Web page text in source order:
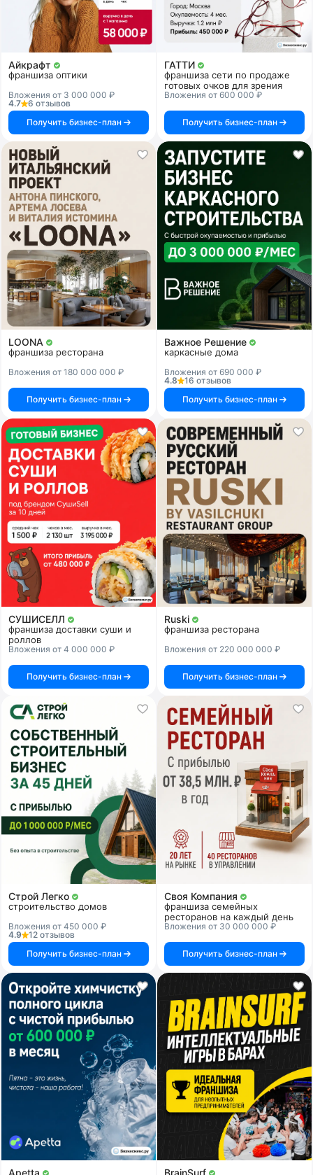
Айкрафт
франшиза оптики
Вложения от 3 000 000 ₽
4.7
6 отзывов
Получить бизнес-план
ГАТТИ
франшиза сети по продаже
готовых очков для зрения
Вложения от 600 000 ₽
Получить бизнес-план
LOONA
франшиза ресторана
Вложения от 180 000 000 ₽
Получить бизнес-план
Важное Решение
каркасные дома
Вложения от 690 000 ₽
4.8
16 отзывов
Получить бизнес-план
СУШИСЕЛЛ
франшиза доставки суши и
роллов
Вложения от 4 000 000 ₽
Получить бизнес-план
Ruski
франшиза ресторана
Вложения от 220 000 000 ₽
Получить бизнес-план
Строй Легко
строительство домов
Вложения от 450 000 ₽
4.9
12 отзывов
Получить бизнес-план
Своя Компания
франшиза семейных
ресторанов на каждый день
Вложения от 30 000 000 ₽
Получить бизнес-план